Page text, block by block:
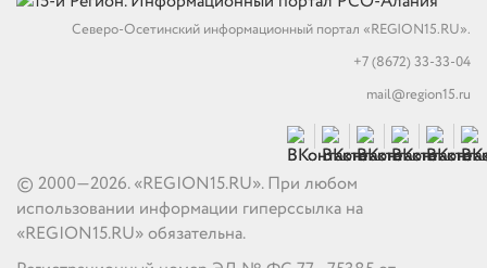
Северо-Осетинский информационный портал «REGION15.RU».
+7 (8672) 33-33-04
mail@region15.ru
© 2000—2026. «REGION15.RU». При любом
использовании информации гиперссылка на
«REGION15.RU» обязательна.